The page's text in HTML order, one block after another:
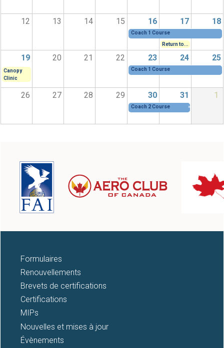
12 13 14 15 16 17 18
Coach 1 Course
Return to...
19 20 21 22 23 24 25
Canopy
Clinic
Coach 1 Course
26 27 28 29 30 31 1
Coach 2 Course »
Formulaires
Renouvellements
Brevets de certifications
Certifications
MIPs
Nouvelles et mises à jour
Évènements